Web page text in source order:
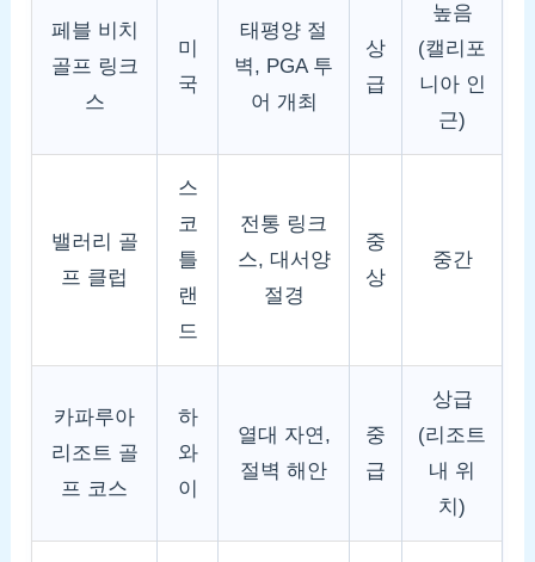
페블 비치
골프 링크
스
미
국
태평양 절
벽, PGA 투
어 개최
상
급
높음
(캘리포
니아 인
근)
밸러리 골
프 클럽
스
코
틀
랜
드
전통 링크
스, 대서양
절경
중
상
중간
카파루아
리조트 골
프 코스
하
와
이
열대 자연,
절벽 해안
중
급
상급
(리조트
내 위
치)